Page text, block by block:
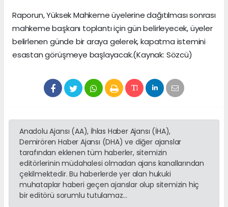
Raporun, Yüksek Mahkeme üyelerine dağıtılması sonrası
mahkeme başkanı toplantı için gün belirleyecek, üyeler
belirlenen günde bir araya gelerek, kapatma istemini
esastan görüşmeye başlayacak.(Kaynak: Sözcü)
Anadolu Ajansı (AA), İhlas Haber Ajansı (İHA),
Demirören Haber Ajansı (DHA) ve diğer ajanslar
tarafından eklenen tüm haberler, sitemizin
editörlerinin müdahalesi olmadan ajans kanallarından
çekilmektedir. Bu haberlerde yer alan hukuki
muhataplar haberi geçen ajanslar olup sitemizin hiç
bir editörü sorumlu tutulamaz...